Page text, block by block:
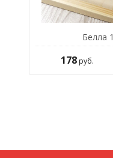
Белла
178руб.